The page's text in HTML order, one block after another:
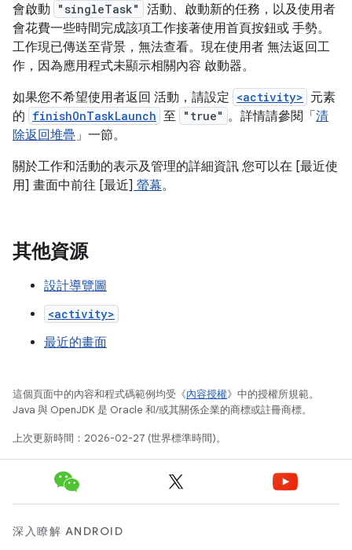
會啟動
"singleTask"
活動、啟動新的任務，以及使用者
會花費一些時間完成該項工作接著使用首頁按鈕或 手勢。
工作現已傳送至背景，無法查看。現在使用者 無法返回工
作，因為應用程式未顯示相關內容 啟動器。
如果您不希望使用者返回 活動，請設定 <activity> 元素
的 finishOnTaskLaunch 至 "true" 。詳情請參閱「 清
除返回堆疊」一節。
關於工作和活動的表示及管理的詳細資訊 您可以在 [最近使
用] 畫面中前往 [最近] 螢幕。
其他資源
設計導覽圖
<activity>
最近的畫面
這個頁面中的內容和程式碼範例均受《內容授權》中的授權所規範。
Java 與 OpenJDK 是 Oracle 和/或其關係企業的商標或註冊商標。
上次更新時間：2026-02-27 (世界標準時間)。
深入瞭解 ANDROID